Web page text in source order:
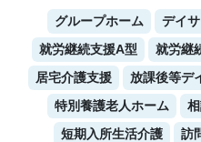
グループホーム
デイ
就労継続支援A型
就労継
居宅介護支援
放課後等デ
特別養護老人ホーム
短期入所生活介護
訪